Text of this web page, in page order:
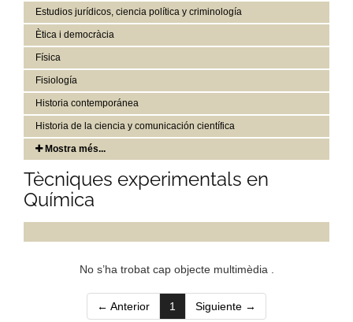
Estudios jurídicos, ciencia política y criminología
Ètica i democràcia
Física
Fisiología
Historia contemporánea
Historia de la ciencia y comunicación científica
Mostra més...
Tècniques experimentals en
Química
No s’ha trobat cap objecte multimèdia .
← Anterior 1 (current)
Siguiente →